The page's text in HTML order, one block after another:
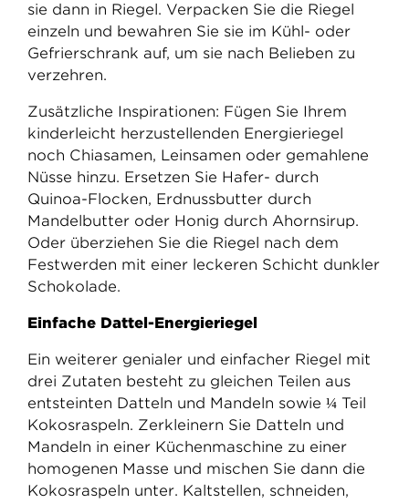
sie dann in Riegel. Verpacken Sie die Riegel
einzeln und bewahren Sie sie im Kühl- oder
Gefrierschrank auf, um sie nach Belieben zu
verzehren.
Zusätzliche Inspirationen: Fügen Sie Ihrem
kinderleicht herzustellenden Energieriegel
noch Chiasamen, Leinsamen oder gemahlene
Nüsse hinzu. Ersetzen Sie Hafer- durch
Quinoa-Flocken, Erdnussbutter durch
Mandelbutter oder Honig durch Ahornsirup.
Oder überziehen Sie die Riegel nach dem
Festwerden mit einer leckeren Schicht dunkler
Schokolade.
Einfache Dattel-Energieriegel
Ein weiterer genialer und einfacher Riegel mit
drei Zutaten besteht zu gleichen Teilen aus
entsteinten Datteln und Mandeln sowie ¼ Teil
Kokosraspeln. Zerkleinern Sie Datteln und
Mandeln in einer Küchenmaschine zu einer
homogenen Masse und mischen Sie dann die
Kokosraspeln unter. Kaltstellen, schneiden,